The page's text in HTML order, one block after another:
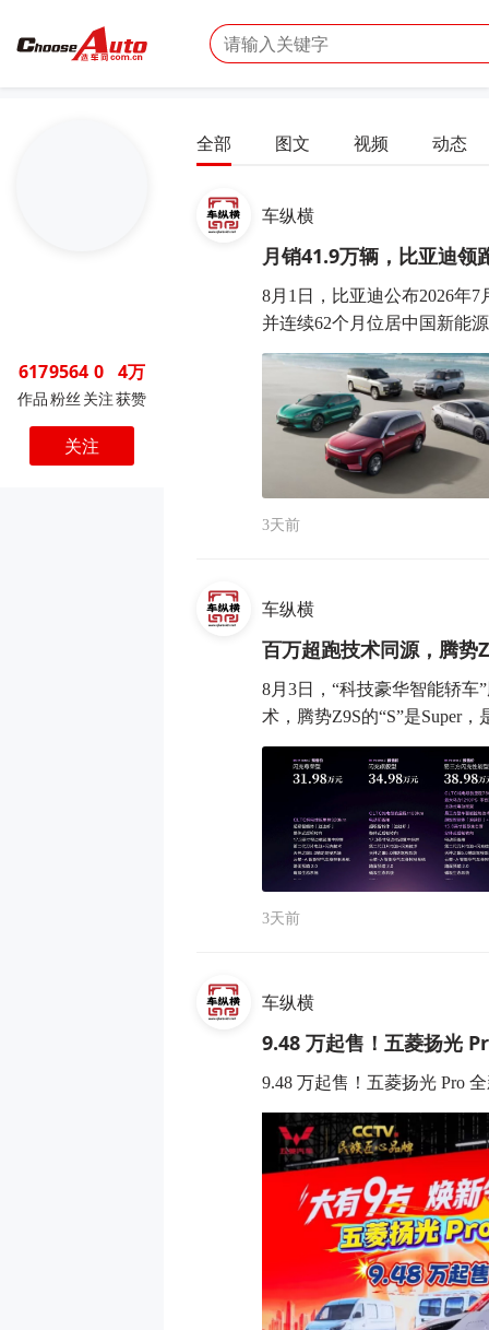
617
作品
9564
粉丝
0
关注
4万
获赞
关注
全部 图文 视频 动态
车纵横
月销41.9万辆，比亚迪领
8月1日，比亚迪公布2026年
并连续62个月位居中国新能
3天前
车纵横
百万超跑技术同源，腾势
8月3日，“科技豪华智能轿车
术，腾势Z9S的“S”是Super，
3天前
车纵横
9.48 万起售！五菱扬光
9.48 万起售！五菱扬光 Pro